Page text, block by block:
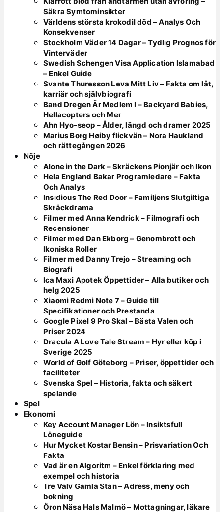
Säkra Symtominsikter
Världens största krokodil död – Analys Och
Konsekvenser
Stockholm Väder 14 Dagar – Tydlig Prognos för
Vinterväder
Swedish Schengen Visa Application Islamabad
– Enkel Guide
Svante Thuresson Leva Mitt Liv – Fakta om låt,
karriär och självbiografi
Band Dregen Är Medlem I – Backyard Babies,
Hellacopters och Mer
Ahn Hyo-seop – Ålder, längd och dramer 2025
Marius Borg Høiby flickvän – Nora Haukland
och rättegången 2026
Nöje
Alone in the Dark – Skräckens Pionjär och Ikon
Hela England Bakar Programledare – Fakta
Och Analys
Insidious The Red Door – Familjens Slutgiltiga
Skräckdrama
Filmer med Anna Kendrick – Filmografi och
Recensioner
Filmer med Dan Ekborg – Genombrott och
Ikoniska Roller
Filmer med Danny Trejo – Streaming och
Biografi
Ica Maxi Apotek Öppettider – Alla butiker och
helg 2025
Xiaomi Redmi Note 7 – Guide till
Specifikationer och Prestanda
Google Pixel 9 Pro Skal – Bästa Valen och
Priser 2024
Dracula A Love Tale Stream – Hyr eller köp i
Sverige 2025
World of Golf Göteborg – Priser, öppettider och
faciliteter
Svenska Spel – Historia, fakta och säkert
spelande
Spel
Ekonomi
Key Account Manager Lön – Insiktsfull
Löneguide
Hur Mycket Kostar Bensin – Prisvariation Och
Fakta
Vad är en Algoritm – Enkel förklaring med
exempel och historia
Tre Valv Gamla Stan – Adress, meny och
bokning
Öron Näsa Hals Malmö – Mottagningar, läkare